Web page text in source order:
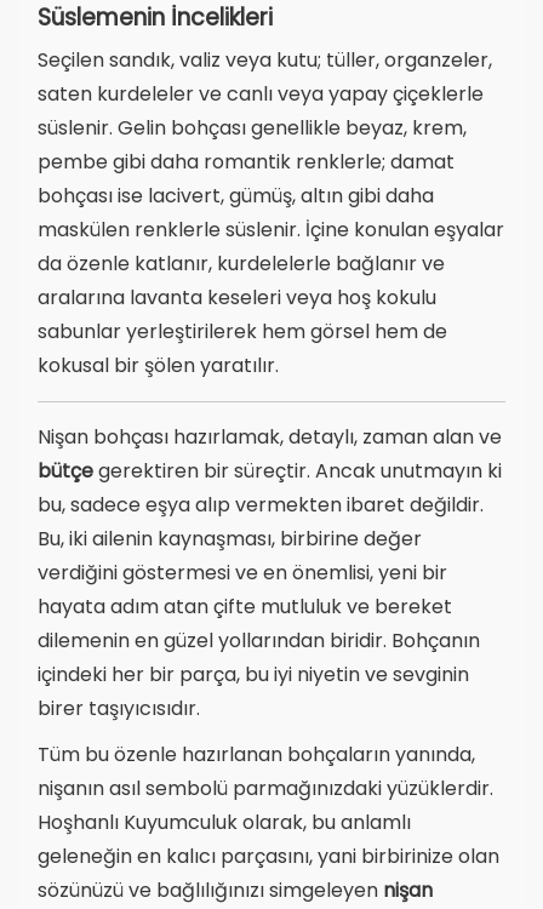
Süslemenin İncelikleri
Seçilen sandık, valiz veya kutu; tüller, organzeler,
saten kurdeleler ve canlı veya yapay çiçeklerle
süslenir. Gelin bohçası genellikle beyaz, krem,
pembe gibi daha romantik renklerle; damat
bohçası ise lacivert, gümüş, altın gibi daha
maskülen renklerle süslenir. İçine konulan eşyalar
da özenle katlanır, kurdelelerle bağlanır ve
aralarına lavanta keseleri veya hoş kokulu
sabunlar yerleştirilerek hem görsel hem de
kokusal bir şölen yaratılır.
Nişan bohçası hazırlamak, detaylı, zaman alan ve
bütçegerektiren bir süreçtir. Ancak unutmayın ki
bu, sadece eşya alıp vermekten ibaret değildir.
Bu, iki ailenin kaynaşması, birbirine değer
verdiğini göstermesi ve en önemlisi, yeni bir
hayata adım atan çifte mutluluk ve bereket
dilemenin en güzel yollarından biridir. Bohçanın
içindeki her bir parça, bu iyi niyetin ve sevginin
birer taşıyıcısıdır.
Tüm bu özenle hazırlanan bohçaların yanında,
nişanın asıl sembolü parmağınızdaki yüzüklerdir.
Hoşhanlı Kuyumculuk olarak, bu anlamlı
geleneğin en kalıcı parçasını, yani birbirinize olan
sözünüzü ve bağlılığınızı simgeleyen nişan